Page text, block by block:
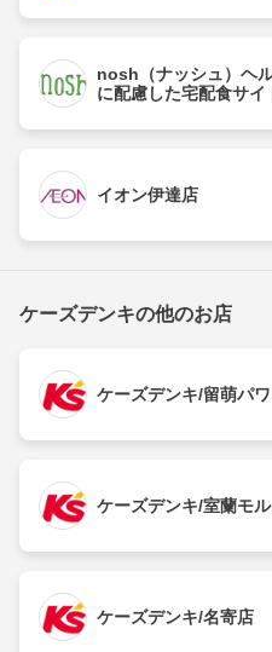
nosh（ナッシュ）ヘ
に配慮した宅配食サイ
イオン伊達店
ケーズデンキの他のお店
ケーズデンキ/留萌パ
ケーズデンキ/室蘭モ
ケーズデンキ/名寄店